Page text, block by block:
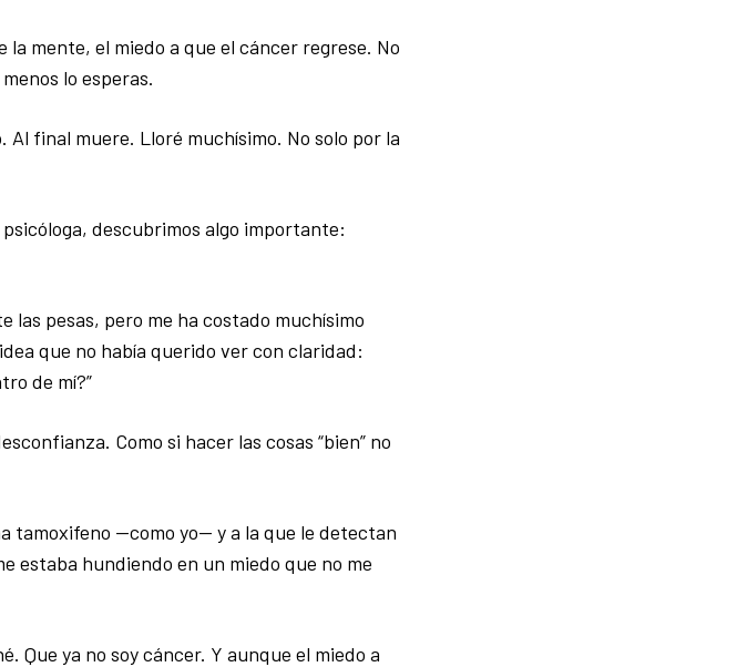
mente, el miedo a que el cáncer regrese. No
lo esperas.
final muere. Lloré muchísimo. No solo por la
descubrimos algo importante:
las pesas, pero me ha costado muchísimo
que no había querido ver con claridad:
de mí?”
Como si hacer las cosas “bien” no
tamoxifeno —como yo— y a la que le detectan
estaba hundiendo en un miedo que no me
Que ya no soy cáncer. Y aunque el miedo a